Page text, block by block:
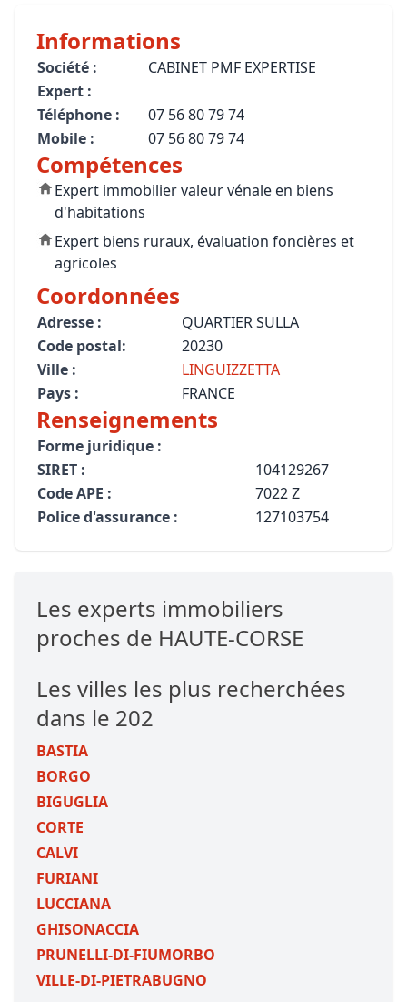
Informations
Société :
CABINET PMF EXPERTISE
Expert :
Téléphone :
07 56 80 79 74
Mobile :
07 56 80 79 74
Compétences
Expert immobilier valeur vénale en biens
d'habitations
Expert biens ruraux, évaluation foncières et
agricoles
Coordonnées
Adresse :
QUARTIER SULLA
Code postal:
20230
Ville :
LINGUIZZETTA
Pays :
FRANCE
Renseignements
Forme juridique :
SIRET :
104129267
Code APE :
7022 Z
Police d'assurance :
127103754
Les experts immobiliers
proches de HAUTE-CORSE
Les villes les plus recherchées
dans le 202
BASTIA
BORGO
BIGUGLIA
CORTE
CALVI
FURIANI
LUCCIANA
GHISONACCIA
PRUNELLI-DI-FIUMORBO
VILLE-DI-PIETRABUGNO